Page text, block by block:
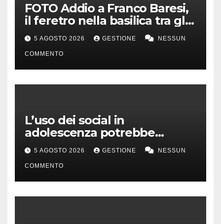
FOTO Addio a Franco Baresi,
il feretro nella basilica tra gli
applausi e il coro “c’è solo un
capitano”
5 AGOSTO 2026 GESTIONE NESSUN
COMMENTO
L’uso dei social in
adolescenza potrebbe
incidere sui voti a scuola
5 AGOSTO 2026 GESTIONE NESSUN
COMMENTO